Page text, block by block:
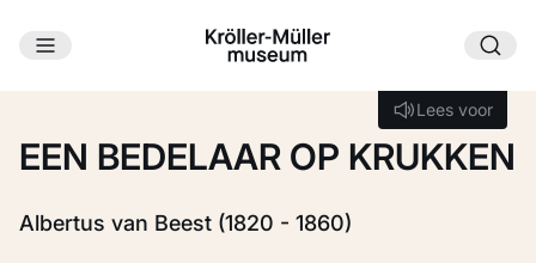
Ga naar hoofdinhoud
Lees voor
Lees voor
EEN BEDELAAR OP KRUKKEN
Albertus van Beest (1820 - 1860)